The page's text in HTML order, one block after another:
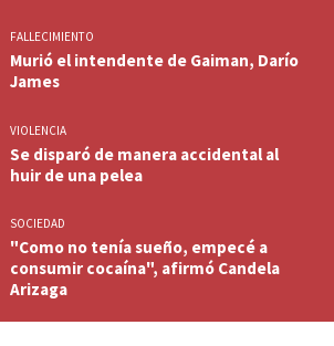
FALLECIMIENTO
Murió el intendente de Gaiman, Darío
James
VIOLENCIA
Se disparó de manera accidental al
huir de una pelea
SOCIEDAD
"Como no tenía sueño, empecé a
consumir cocaína", afirmó Candela
Arizaga